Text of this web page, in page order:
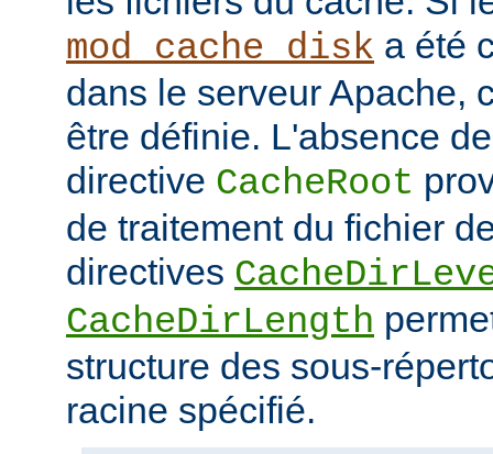
mod_cache_disk a été
dans le serveur Apache,
être définie. L'absence
directive CacheRoot
de traitement du fichier
directives
CacheDirLength
structure des sous-
racine spécifié.